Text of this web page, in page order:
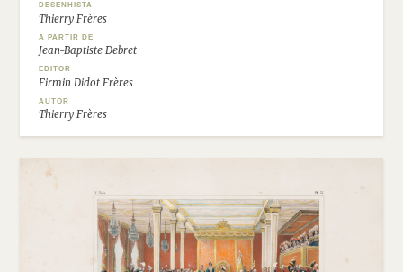
DESENHISTA
Thierry Frères
A PARTIR DE
Jean-Baptiste Debret
EDITOR
Firmin Didot Frères
AUTOR
Thierry Frères